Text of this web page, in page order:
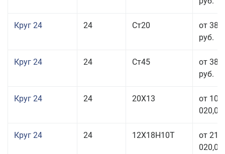
Круг 24 24 Ст20
от 38
руб.
Круг 24 24 Ст45
от 38
руб.
Круг 24 24 20Х13
от 103
020,00
Круг 24 24 12Х18Н10Т
от 211
020,00